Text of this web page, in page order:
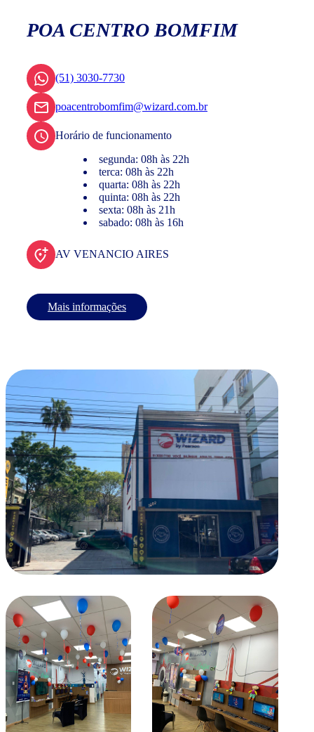
POA CENTRO BOMFIM
(51) 3030-7730
poacentrobomfim@wizard.com.br
Horário de funcionamento
segunda: 08h às 22h
terca: 08h às 22h
quarta: 08h às 22h
quinta: 08h às 22h
sexta: 08h às 21h
sabado: 08h às 16h
AV VENANCIO AIRES
Mais informações